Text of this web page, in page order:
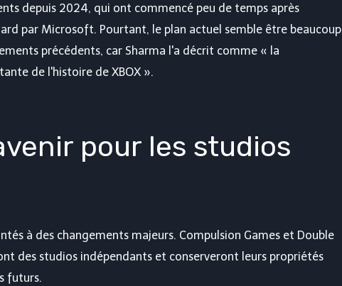
depuis 2024, qui ont commencé peu de temps après
par Microsoft. Pourtant, le plan actuel semble être beaucoup
précédents, car Sharma l'a décrit comme « la
de l'histoire de XBOX ».
pour les studios
à des changements majeurs. Compulsion Games et Double
des studios indépendants et conserveront leurs propriétés
futurs.